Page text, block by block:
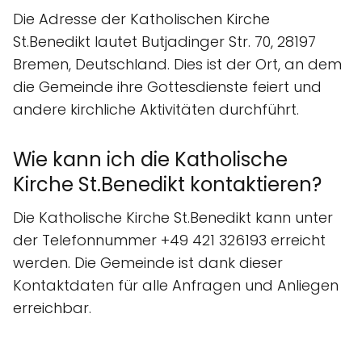
Die Adresse der Katholischen Kirche
St.Benedikt lautet Butjadinger Str. 70, 28197
Bremen, Deutschland. Dies ist der Ort, an dem
die Gemeinde ihre Gottesdienste feiert und
andere kirchliche Aktivitäten durchführt.
Wie kann ich die Katholische
Kirche St.Benedikt kontaktieren?
Die Katholische Kirche St.Benedikt kann unter
der Telefonnummer +49 421 326193 erreicht
werden. Die Gemeinde ist dank dieser
Kontaktdaten für alle Anfragen und Anliegen
erreichbar.